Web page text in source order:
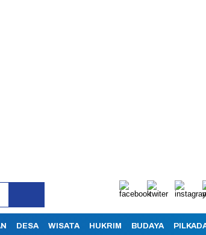
DESA WISATA HUKRIM BUDAYA